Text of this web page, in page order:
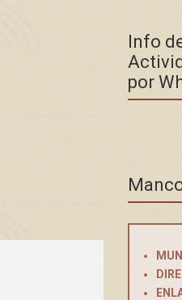
Info
por